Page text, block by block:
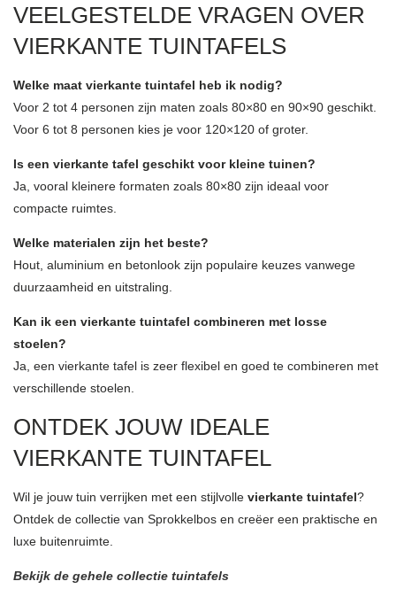
VEELGESTELDE VRAGEN OVER
VIERKANTE TUINTAFELS
Welke maat vierkante tuintafel heb ik nodig?
Voor 2 tot 4 personen zijn maten zoals 80×80 en 90×90 geschikt.
Voor 6 tot 8 personen kies je voor 120×120 of groter.
Is een vierkante tafel geschikt voor kleine tuinen?
Ja, vooral kleinere formaten zoals 80×80 zijn ideaal voor
compacte ruimtes.
Welke materialen zijn het beste?
Hout, aluminium en betonlook zijn populaire keuzes vanwege
duurzaamheid en uitstraling.
Kan ik een vierkante tuintafel combineren met losse
stoelen?
Ja, een vierkante tafel is zeer flexibel en goed te combineren met
verschillende stoelen.
ONTDEK JOUW IDEALE
VIERKANTE TUINTAFEL
Wil je jouw tuin verrijken met een stijlvolle vierkante tuintafel?
Ontdek de collectie van Sprokkelbos en creëer een praktische en
luxe buitenruimte.
Bekijk de gehele collectie tuintafels